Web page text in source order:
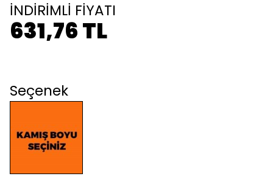
İNDİRİMLİ FİYATI
631,76 TL
Seçenek